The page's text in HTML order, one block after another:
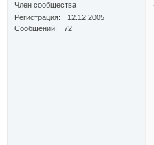
Член сообщества
Регистрация
12.12.2005
Сообщений
72